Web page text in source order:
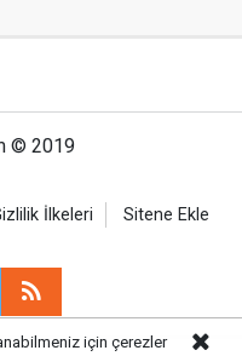
© 2019
İlkeleri Sitene Ekle
için çerezler